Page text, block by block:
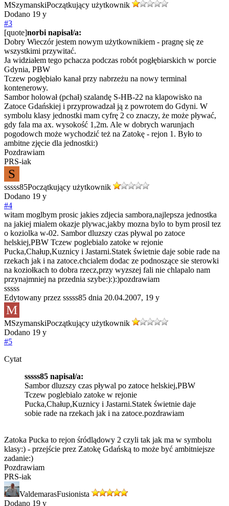
MSzymanskiPoczątkujący użytkownik
Dodano 19 y
#3
[quote]norbi napisał/a:
Dobry Wieczór jestem nowym użytkownikiem - pragnę się ze
wszystkimi przywitać.
Ja widziałem tego pchacza podczas robót pogłębiarskich w porcie
Gdynia, PBW
Tczew pogłębiało kanał przy nabrzeżu na nowy terminal
kontenerowy.
Sambor holował (pchał) szalandę S-HB-22 na klapowisko na
Zatoce Gdańskiej i przyprowadzał ją z powrotem do Gdyni. W
symbolu klasy jednostki mam cyfrę 2 co znaczy, że może pływać,
gdy fala ma ax. wysokość 1,2m. Ale w dobrych warunjach
pogodowch może wychodzić też na Zatokę - rejon 1. Było to
ambitne zjęcie dla jednostki:)
Pozdrawiam
PRS-iak
S
sssss85Początkujący użytkownik
Dodano 19 y
#4
witam moglbym prosic jakies zdjecia sambora,najlepsza jednostka
na jakiej mialem okazje plywac,jakby mozna bylo to bym prosil tez
o koziolka w-02. Sambor dluzszy czas pływal po zatoce
helskiej,PBW Tczew poglebialo zatoke w rejonie
Pucka,Chałup,Kuznicy i Jastarni.Statek świetnie daje sobie rade na
rzekach jak i na zatoce.chcialem dodac ze podnoszące sie sterowki
na koziołkach to dobra rzecz,przy wyzszej fali nie chlapalo nam
przynajmniej na przednia szybe:):):)pozdrawiam
sssss
Edytowany przez sssss85 dnia 20.04.2007, 19 y
M
MSzymanskiPoczątkujący użytkownik
Dodano 19 y
#5
Cytat
sssss85 napisał/a:
Sambor dluzszy czas pływal po zatoce helskiej,PBW
Tczew poglebialo zatoke w rejonie
Pucka,Chałup,Kuznicy i Jastarni.Statek świetnie daje
sobie rade na rzekach jak i na zatoce.pozdrawiam
Zatoka Pucka to rejon śródlądowy 2 czyli tak jak ma w symbolu
klasy:) - przejście prez Zatokę Gdańską to może być ambitniejsze
zadanie:)
Pozdrawiam
PRS-iak
ValdemarasFusionista
Dodano 19 y